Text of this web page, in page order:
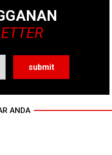
ANDA